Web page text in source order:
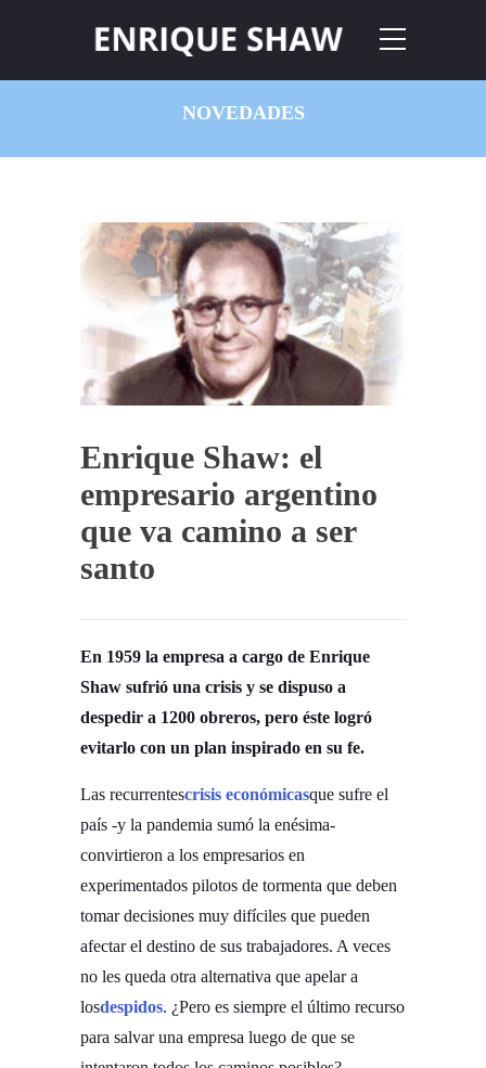
NOVEDADES
Enrique Shaw: el
empresario argentino
que va camino a ser
santo
En 1959 la empresa a cargo de Enrique
Shaw sufrió una crisis y se dispuso a
despedir a 1200 obreros, pero éste logró
evitarlo con un plan inspirado en su fe.
Las recurrentescrisis económicasque sufre el
país -y la pandemia sumó la enésima-
convirtieron a los empresarios en
experimentados pilotos de tormenta que deben
tomar decisiones muy difíciles que pueden
afectar el destino de sus trabajadores. A veces
no les queda otra alternativa que apelar a
losdespidos. ¿Pero es siempre el último recurso
para salvar una empresa luego de que se